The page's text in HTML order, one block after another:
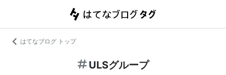
はてなブログ トップ
ULSグループ